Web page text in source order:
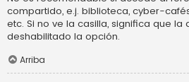
compartido, e.j. biblioteca, cyber-
etc. Si no ve la casilla, significa que
deshabilitado la opción.
Arriba